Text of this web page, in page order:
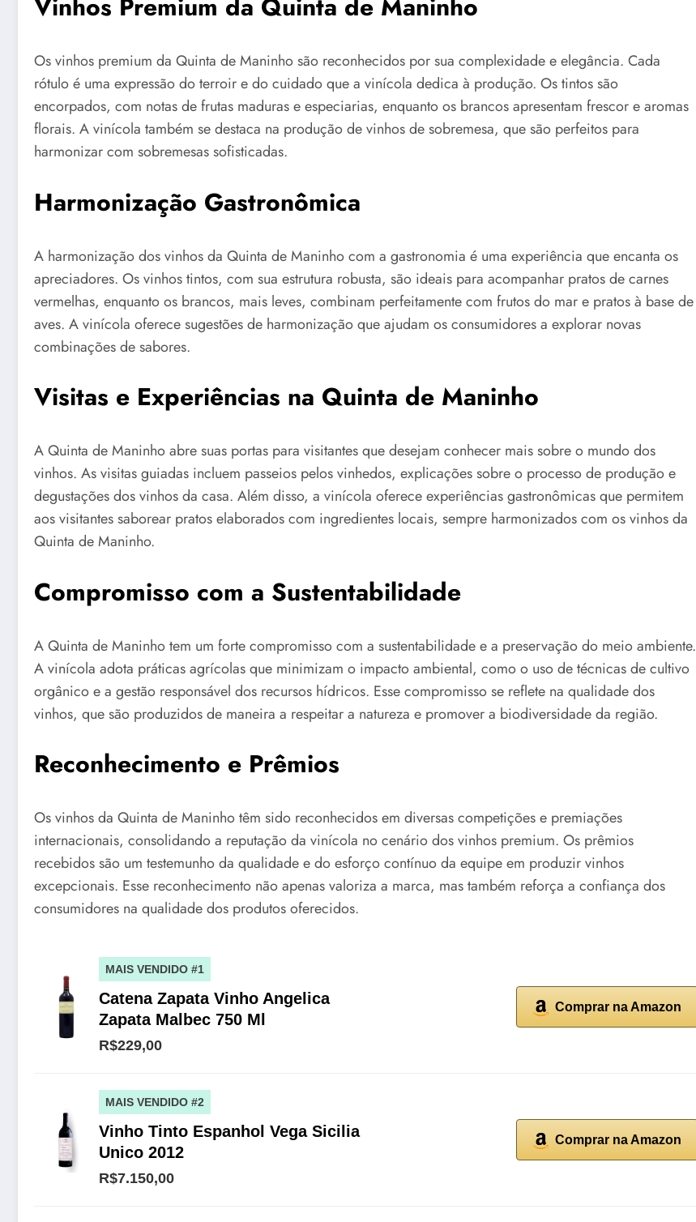
Os vinhos premium da Quinta de Maninho são reconhecidos por sua complexidade e elegância. Cada
rótulo é uma expressão do terroir e do cuidado que a vinícola dedica à produção. Os tintos são
encorpados, com notas de frutas maduras e especiarias, enquanto os brancos apresentam frescor e aromas
florais. A vinícola também se destaca na produção de vinhos de sobremesa, que são perfeitos para
harmonizar com sobremesas sofisticadas.
Harmonização Gastronômica
A harmonização dos vinhos da Quinta de Maninho com a gastronomia é uma experiência que encanta os
apreciadores. Os vinhos tintos, com sua estrutura robusta, são ideais para acompanhar pratos de carnes
vermelhas, enquanto os brancos, mais leves, combinam perfeitamente com frutos do mar e pratos à base de
aves. A vinícola oferece sugestões de harmonização que ajudam os consumidores a explorar novas
combinações de sabores.
Visitas e Experiências na Quinta de Maninho
A Quinta de Maninho abre suas portas para visitantes que desejam conhecer mais sobre o mundo dos
vinhos. As visitas guiadas incluem passeios pelos vinhedos, explicações sobre o processo de produção e
degustações dos vinhos da casa. Além disso, a vinícola oferece experiências gastronômicas que permitem
aos visitantes saborear pratos elaborados com ingredientes locais, sempre harmonizados com os vinhos da
Quinta de Maninho.
Compromisso com a Sustentabilidade
A Quinta de Maninho tem um forte compromisso com a sustentabilidade e a preservação do meio ambiente.
A vinícola adota práticas agrícolas que minimizam o impacto ambiental, como o uso de técnicas de cultivo
orgânico e a gestão responsável dos recursos hídricos. Esse compromisso se reflete na qualidade dos
vinhos, que são produzidos de maneira a respeitar a natureza e promover a biodiversidade da região.
Reconhecimento e Prêmios
Os vinhos da Quinta de Maninho têm sido reconhecidos em diversas competições e premiações
internacionais, consolidando a reputação da vinícola no cenário dos vinhos premium. Os prêmios
recebidos são um testemunho da qualidade e do esforço contínuo da equipe em produzir vinhos
excepcionais. Esse reconhecimento não apenas valoriza a marca, mas também reforça a confiança dos
consumidores na qualidade dos produtos oferecidos.
MAIS VENDIDO #1
Catena Zapata Vinho Angelica
Zapata Malbec 750 Ml
R$229,00
Comprar na Amazon
MAIS VENDIDO #2
Vinho Tinto Espanhol Vega Sicilia
Unico 2012
R$7.150,00
Comprar na Amazon